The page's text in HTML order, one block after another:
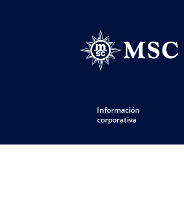
Información
corporativa